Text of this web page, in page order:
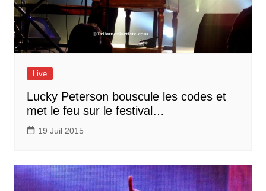
Live
Lucky Peterson bouscule les codes et
met le feu sur le festival…
19 Juil 2015